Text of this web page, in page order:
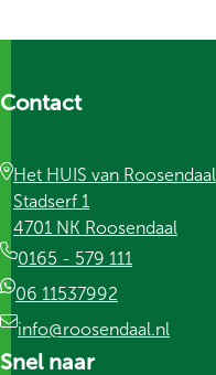
Contact
Het HUIS van Roosendaal
Stadserf 1
4701 NK Roosendaal
0165 - 579 111
06 11537992
info@roosendaal.nl
Snel naar